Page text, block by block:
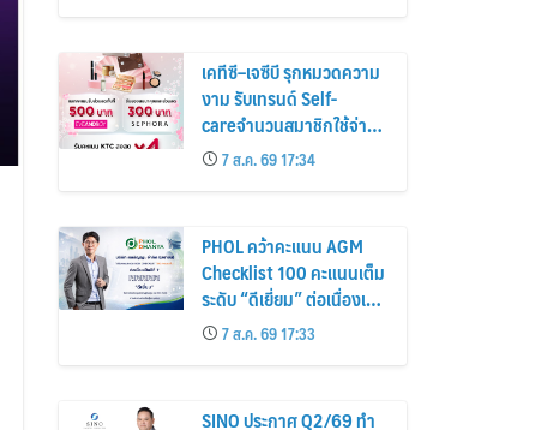
เคทีซี–เจซีบี รุกหมวดความ
งาม รับเทรนด์ Self-
careจำนวนสมาชิกใช้จ่าย
หมวดเครื่องสำอางเพิ่ม
26%
7 ส.ค. 69 17:34
PHOL คว้าคะแนน AGM
Checklist 100 คะแนนเต็ม
ระดับ “ดีเยี่ยม” ต่อเนื่องเป็น
ปีที่ 7 ตอกย้ำการดำเนิน
ธุรกิจตามหลักธรรมาภิบาล
โปร่งใส สร้างความเชื่อมั่นผู้
7 ส.ค. 69 17:33
SINO ประกาศ Q2/69 ทำ